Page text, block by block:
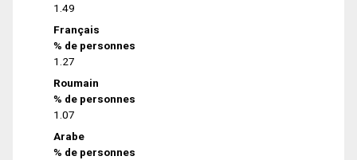
1.49
Français
% de personnes
1.27
Roumain
% de personnes
1.07
Arabe
% de personnes